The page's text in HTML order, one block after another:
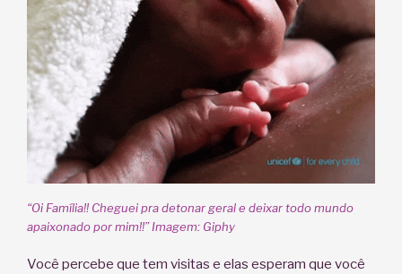
“Oi Família!! Cheguei pra detonar geral e deixar todo mundo
apaixonado por mim!!” Imagem: Giphy
Você percebe que tem visitas e elas esperam que você